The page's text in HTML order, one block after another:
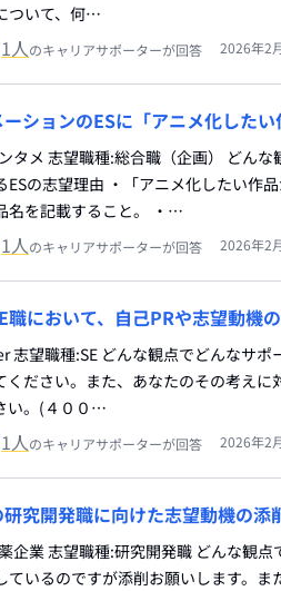
ついて、何…
1人のキャリアサポーターが回答 2026年2
ションのESに「アニメ化した
タメ 志望職種:総合職（企画） どん
ESの志望理由 ・「アニメ化したい作
名を記載すること。 ・…
1人のキャリアサポーターが回答 2026年2
職において、自己PRや志望動機
志望職種:SE どんな観点でどんなサ
ください。また、あなたのその考え
い。(４００…
1人のキャリアサポーターが回答 2026年2
究開発職に向けた志望動機の添
企業 志望職種:研究開発職 どんな観
ているのですが添削お願いします。